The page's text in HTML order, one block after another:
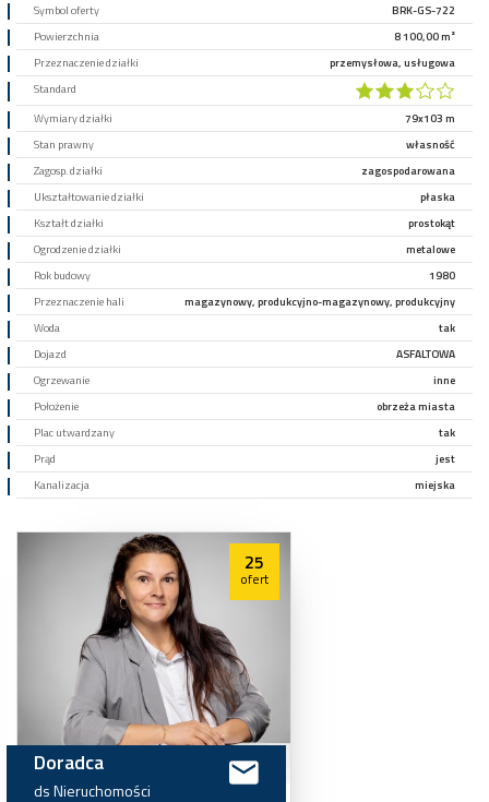
Symbol oferty
BRK-GS-722
Powierzchnia
8 100,00 m²
Przeznaczenie działki
przemysłowa, usługowa
Standard
Wymiary działki
79x103 m
Stan prawny
własność
Zagosp. działki
zagospodarowana
Ukształtowanie działki
płaska
Kształt działki
prostokąt
Ogrodzenie działki
metalowe
Rok budowy
1980
Przeznaczenie hali
magazynowy, produkcyjno-magazynowy, produkcyjny
Woda
tak
Dojazd
ASFALTOWA
Ogrzewanie
inne
Położenie
obrzeża miasta
Plac utwardzany
tak
Prąd
jest
Kanalizacja
miejska
25
ofert
Doradca
dsNieruchomości